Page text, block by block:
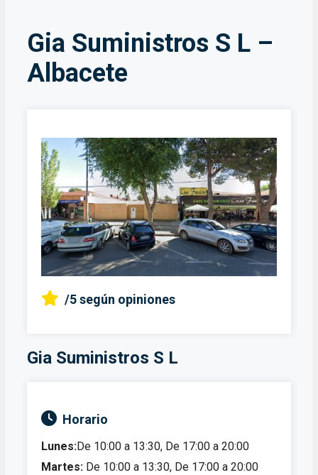
Gia Suministros S L –
Albacete
/5según opiniones
Gia Suministros S L
Horario
Lunes:De 10:00 a 13:30, De 17:00 a 20:00
Martes: De 10:00 a 13:30, De 17:00 a 20:00